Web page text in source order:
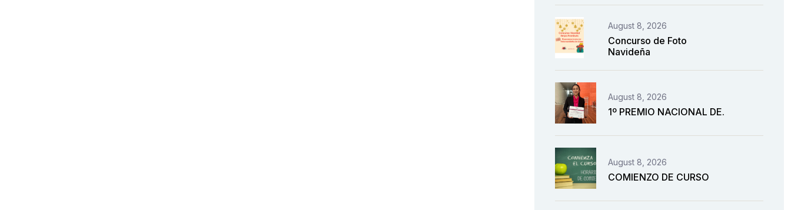
August 8, 2026
Concurso de Foto
Navideña
August 8, 2026
1º PREMIO NACIONAL DE.
August 8, 2026
COMIENZO DE CURSO